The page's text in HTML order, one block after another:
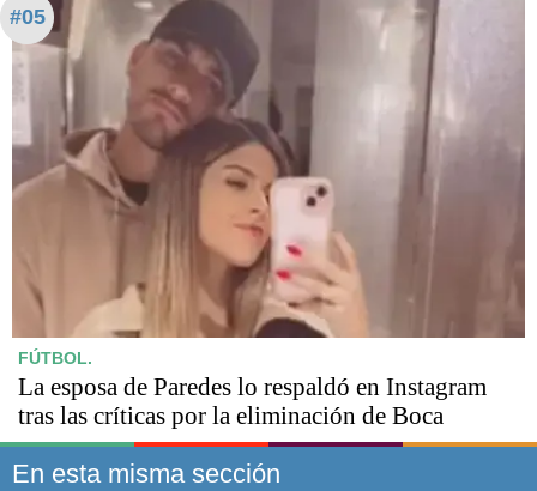
#05
FÚTBOL.
La esposa de Paredes lo respaldó en Instagram
tras las críticas por la eliminación de Boca
En esta misma sección